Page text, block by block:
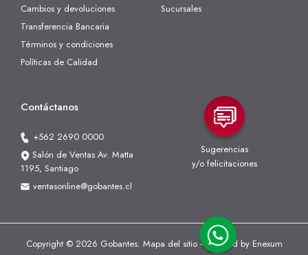
Cambios y devoluciones
Transferencia Bancaria
Términos y condiciones
Políticas de Calidad
Sucursales
Contáctanos
+562 2690 0000
Salón de Ventas Av. Matta
1195, Santiago
ventasonline@gobantes.cl
Sugerencias
y/o felicitaciones
Copyright © 2026 Gobantes. Mapa del sitio- Powered by Enexum